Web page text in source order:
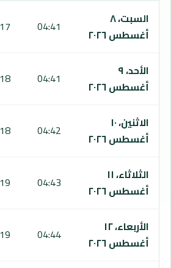
السبت، ٨
أغسطس ٢٠٢٦
04:41
الأحد، ٩
أغسطس ٢٠٢٦
04:41
الاثنين، ١٠
أغسطس ٢٠٢٦
04:42
الثلاثاء، ١١
أغسطس ٢٠٢٦
04:43
الأربعاء، ١٢
أغسطس ٢٠٢٦
04:44